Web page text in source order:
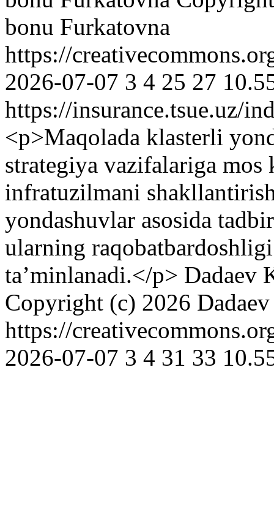
bonu Furkatovna
https://
2026-07-07 3 4 25 27
https://insurance.tsue.uz/
<p>Мaqolada klasterli
strategiya vazifalariga
infratuzilmani
yondashuvlar asosida
ularning
ta’minlanadi.</p> Dadaev
Copyright (c) 2026
https://
2026-07-07 3 4 31 33